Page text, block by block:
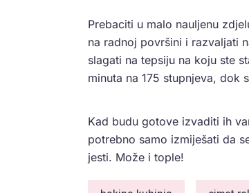
Prebaciti u malo nauljenu
na radnoj površini i razvaljati
slagati na tepsiju na koju ste
minuta na 175 stupnjeva, dok
Kad budu gotove izvaditi ih
potrebno samo izmiješati da
jesti. Može i tople!